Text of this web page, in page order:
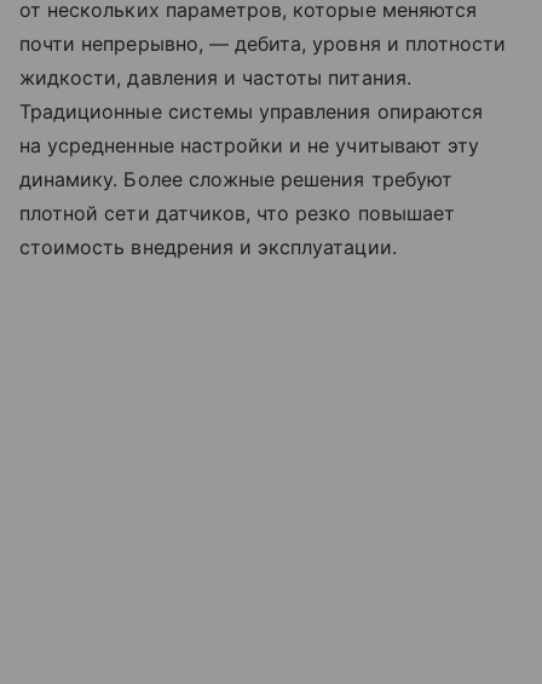
от нескольких параметров, которые меняются
почти непрерывно, — дебита, уровня и плотности
жидкости, давления и частоты питания.
Традиционные системы управления опираются
на усредненные настройки и не учитывают эту
динамику. Более сложные решения требуют
плотной сети датчиков, что резко повышает
стоимость внедрения и эксплуатации.